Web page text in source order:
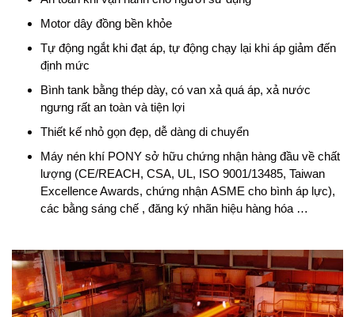
Motor dây đồng bền khỏe
Tự động ngắt khi đạt áp, tự động chạy lại khi áp giảm đến
định mức
Bình tank bằng thép dày, có van xả quá áp, xả nước
ngưng rất an toàn và tiện lợi
Thiết kế nhỏ gọn đẹp, dễ dàng di chuyển
Máy nén khí PONY sở hữu chứng nhận hàng đầu về chất
lượng (CE/REACH, CSA, UL, ISO 9001/13485, Taiwan
Excellence Awards, chứng nhận ASME cho bình áp lực),
các bằng sáng chế , đăng ký nhãn hiệu hàng hóa …